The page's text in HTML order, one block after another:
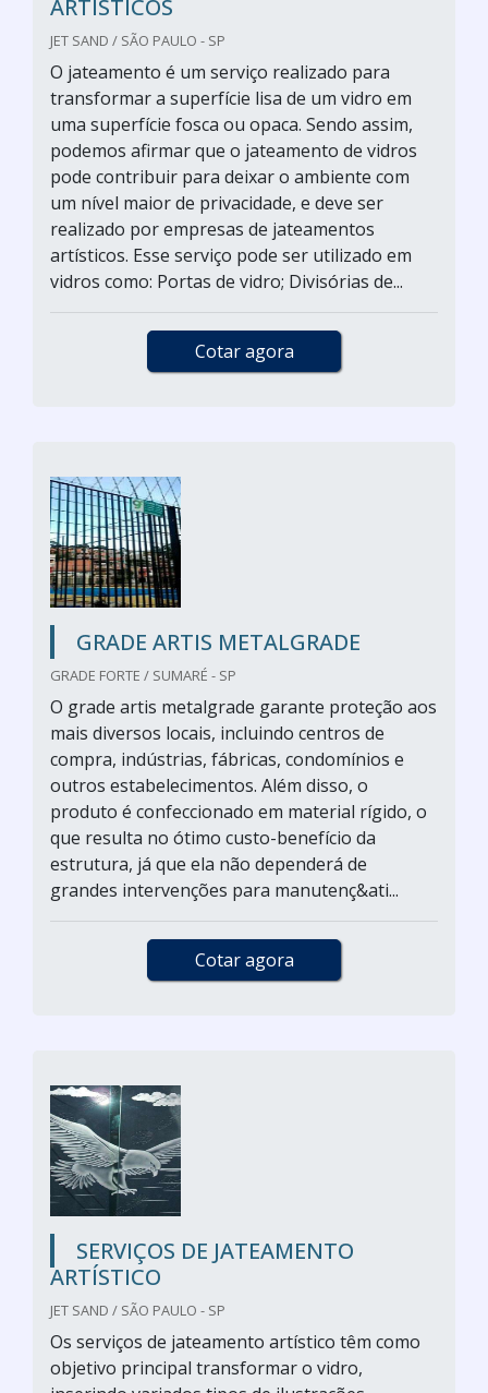
ARTÍSTICOS
JET SAND / SÃO PAULO - SP
O jateamento é um serviço realizado para
transformar a superfície lisa de um vidro em
uma superfície fosca ou opaca. Sendo assim,
podemos afirmar que o jateamento de vidros
pode contribuir para deixar o ambiente com
um nível maior de privacidade, e deve ser
realizado por empresas de jateamentos
artísticos. Esse serviço pode ser utilizado em
vidros como: Portas de vidro; Divisórias de...
Cotar agora
GRADE ARTIS METALGRADE
GRADE FORTE / SUMARÉ - SP
O grade artis metalgrade garante proteção aos
mais diversos locais, incluindo centros de
compra, indústrias, fábricas, condomínios e
outros estabelecimentos. Além disso, o
produto é confeccionado em material rígido, o
que resulta no ótimo custo-benefício da
estrutura, já que ela não dependerá de
grandes intervenções para manutenç&ati...
Cotar agora
SERVIÇOS DE JATEAMENTO
ARTÍSTICO
JET SAND / SÃO PAULO - SP
Os serviços de jateamento artístico têm como
objetivo principal transformar o vidro,